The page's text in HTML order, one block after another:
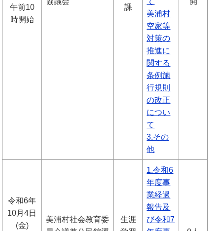
午前10
時開始
課
美浦村
空家等
対策の
推進に
関する
条例施
行規則
の改正
につい
て
3.その
他
令和6年
10月4日
(金)
美浦村社会教育委
生涯
1.令和6
年度事
業経過
報告及
び令和7